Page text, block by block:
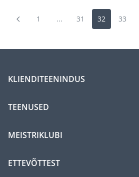
1 ... 31 32 33
KLIENDITEENINDUS
TEENUSED
MEISTRIKLUBI
ETTEVÕTTEST